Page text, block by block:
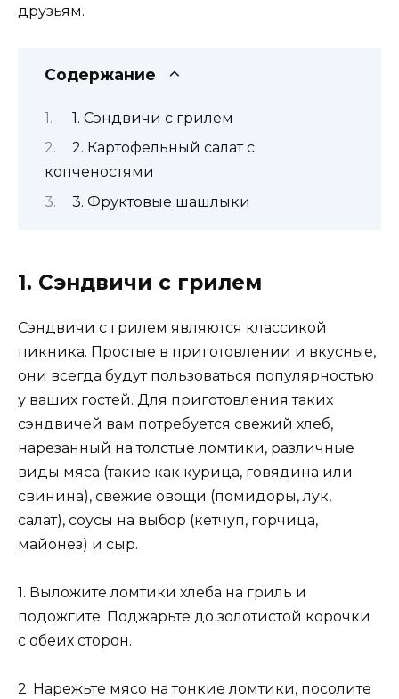
друзьям.
Содержание
1. Сэндвичи с грилем
2. Картофельный салат с
копченостями
3. Фруктовые шашлыки
1. Сэндвичи с грилем
Сэндвичи с грилем являются классикой
пикника. Простые в приготовлении и вкусные,
они всегда будут пользоваться популярностью
у ваших гостей. Для приготовления таких
сэндвичей вам потребуется свежий хлеб,
нарезанный на толстые ломтики, различные
виды мяса (такие как курица, говядина или
свинина), свежие овощи (помидоры, лук,
салат), соусы на выбор (кетчуп, горчица,
майонез) и сыр.
1. Выложите ломтики хлеба на гриль и
подожгите. Поджарьте до золотистой корочки
с обеих сторон.
2. Нарежьте мясо на тонкие ломтики, посолите